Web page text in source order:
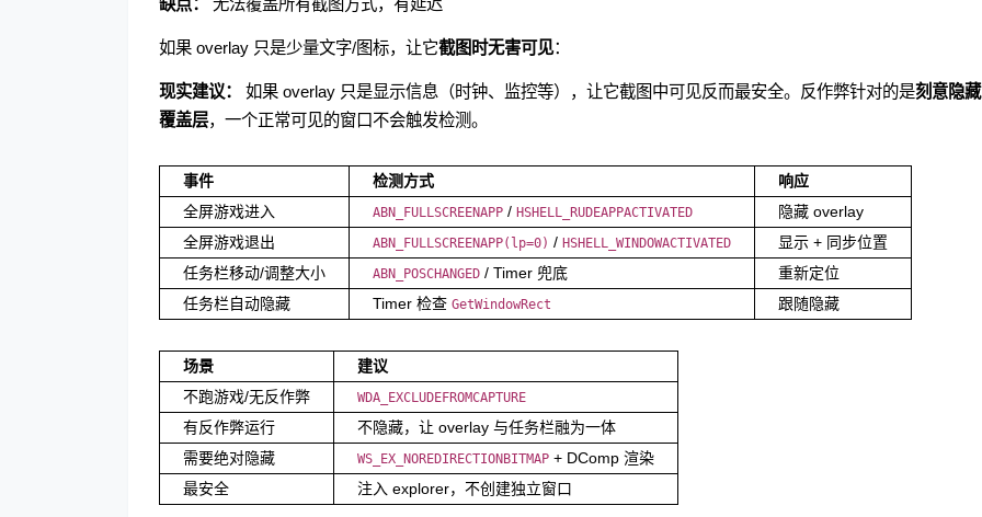
缺点： 无法覆盖所有截图方式，有延迟
如果 overlay 只是少量文字/图标，让它截图时无害可见：
现实建议： 如果 overlay 只是显示信息（时钟、监控等），让它截图中可见反而最安全。反作弊针对的是刻意隐
覆盖层，一个正常可见的窗口不会触发检测。
事件 检测方式
响应
全屏游戏进入
ABN_FULLSCREENAPP / HSHELL_RUDEAPPACTIVATED
隐藏 overlay
全屏游戏退出
ABN_FULLSCREENAPP(lp=0) / HSHELL_WINDOWACTIVATED
显示 + 同步位置
任务栏移动/调整大小
ABN_POSCHANGED / Timer 兜底
重新定位
任务栏自动隐藏
Timer 检查 GetWindowRect 跟随隐藏
场景
建议
不跑游戏/无反作弊
WDA_EXCLUDEFROMCAPTURE
有反作弊运行
不隐藏，让 overlay 与任务栏融为一体
需要绝对隐藏
WS_EX_NOREDIRECTIONBITMAP + DComp 渲染
最安全
注入 explorer，不创建独立窗口